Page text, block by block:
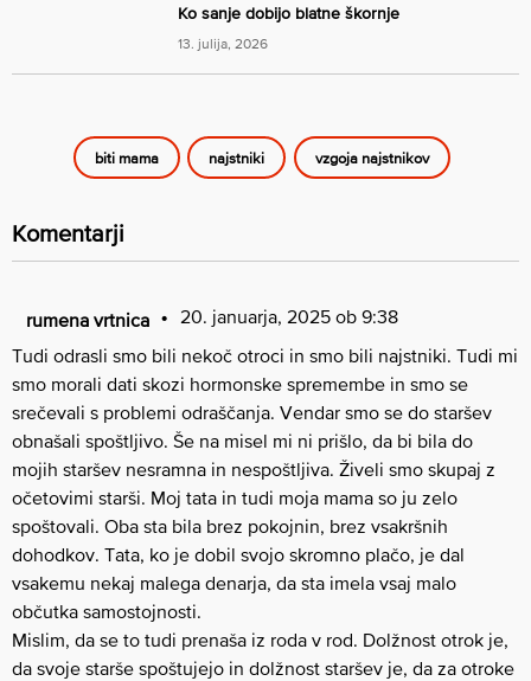
Ko sanje dobijo blatne škornje
13. julija, 2026
biti mama najstniki vzgoja najstnikov
Komentarji
rumena vrtnica
20. januarja, 2025 ob 9:38
Tudi odrasli smo bili nekoč otroci in smo bili najstniki. Tudi mi
smo morali dati skozi hormonske spremembe in smo se
srečevali s problemi odraščanja. Vendar smo se do staršev
obnašali spoštljivo. Še na misel mi ni prišlo, da bi bila do
mojih staršev nesramna in nespoštljiva. Živeli smo skupaj z
očetovimi starši. Moj tata in tudi moja mama so ju zelo
spoštovali. Oba sta bila brez pokojnin, brez vsakršnih
dohodkov. Tata, ko je dobil svojo skromno plačo, je dal
vsakemu nekaj malega denarja, da sta imela vsaj malo
občutka samostojnosti.
Mislim, da se to tudi prenaša iz roda v rod. Dolžnost otrok je,
da svoje starše spoštujejo in dolžnost staršev je, da za otroke